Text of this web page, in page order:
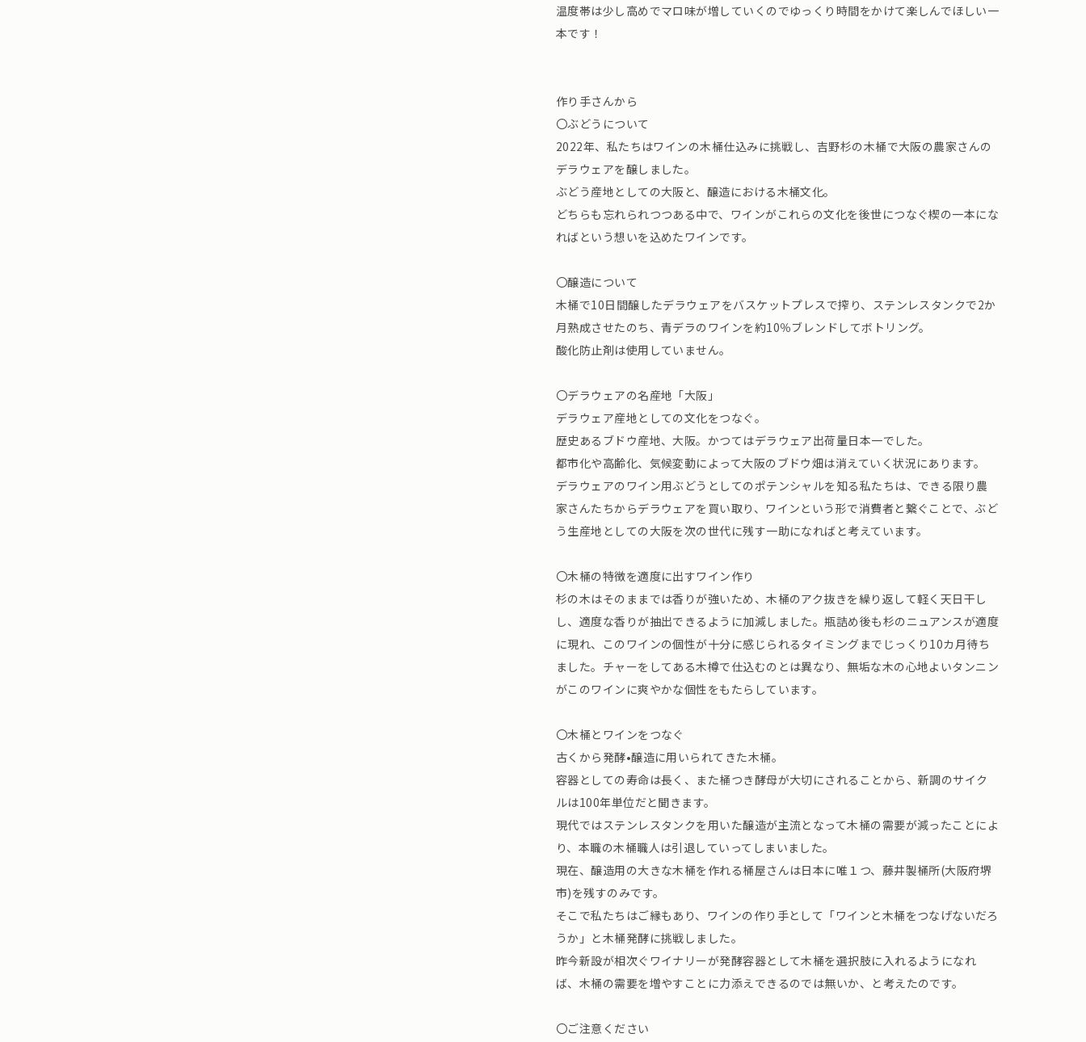
温度帯は少し高めでマロ味が増していくのでゆっくり時間をかけて楽しんでほしい一
本です！
作り手さんから
〇ぶどうについて
2022年、私たちはワインの木桶仕込みに挑戦し、吉野杉の木桶で大阪の農家さんの
デラウェアを醸しました。
ぶどう産地としての大阪と、醸造における木桶文化。
どちらも忘れられつつある中で、ワインがこれらの文化を後世につなぐ楔の一本にな
ればという想いを込めたワインです。
〇醸造について
木桶で10日間醸したデラウェアをバスケットプレスで搾り、ステンレスタンクで2か
月熟成させたのち、青デラのワインを約10％ブレンドしてボトリング。
酸化防止剤は使用していません。
〇デラウェアの名産地「大阪」
デラウェア産地としての文化をつなぐ。
歴史あるブドウ産地、大阪。かつてはデラウェア出荷量日本一でした。
都市化や高齢化、気候変動によって大阪のブドウ畑は消えていく状況にあります。
デラウェアのワイン用ぶどうとしてのポテンシャルを知る私たちは、できる限り農
家さんたちからデラウェアを買い取り、ワインという形で消費者と繋ぐことで、ぶど
う生産地としての大阪を次の世代に残す一助になればと考えています。
〇木桶の特徴を適度に出すワイン作り
杉の木はそのままでは香りが強いため、木桶のアク抜きを繰り返して軽く天日干し
し、適度な香りが抽出できるように加減しました。瓶詰め後も杉のニュアンスが適度
に現れ、このワインの個性が十分に感じられるタイミングまでじっくり10カ月待ち
ました。チャーをしてある木樽で仕込むのとは異なり、無垢な木の心地よいタンニン
がこのワインに爽やかな個性をもたらしています。
〇木桶とワインをつなぐ
古くから発酵•醸造に用いられてきた木桶。
容器としての寿命は長く、また桶つき酵母が大切にされることから、新調のサイク
ルは100年単位だと聞きます。
現代ではステンレスタンクを用いた醸造が主流となって木桶の需要が減ったことによ
り、本職の木桶職人は引退していってしまいました。
現在、醸造用の大きな木桶を作れる桶屋さんは日本に唯１つ、藤井製桶所(大阪府堺
市)を残すのみです。
そこで私たちはご縁もあり、ワインの作り手として「ワインと木桶をつなげないだろ
うか」と木桶発酵に挑戦しました。
昨今新設が相次ぐワイナリーが発酵容器として木桶を選択肢に入れるようになれ
ば、木桶の需要を増やすことに力添えできるのでは無いか、と考えたのです。
〇ご注意ください